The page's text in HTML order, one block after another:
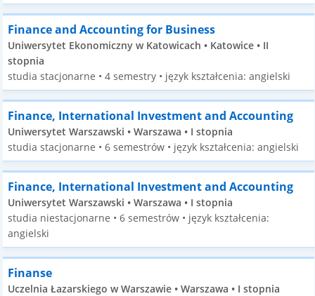
Finance and Accounting for Business
Uniwersytet Ekonomiczny w Katowicach • Katowice • II
stopnia
studia stacjonarne • 4 semestry • język kształcenia: angielski
Finance, International Investment and Accounting
Uniwersytet Warszawski • Warszawa • I stopnia
studia stacjonarne • 6 semestrów • język kształcenia: angielski
Finance, International Investment and Accounting
Uniwersytet Warszawski • Warszawa • I stopnia
studia niestacjonarne • 6 semestrów • język kształcenia:
angielski
Finanse
Uczelnia Łazarskiego w Warszawie • Warszawa • I stopnia